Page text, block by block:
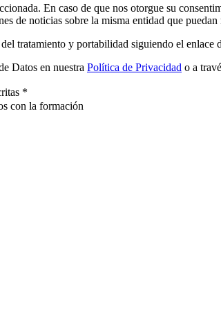
En caso de que nos otorgue su
de noticias sobre la misma entidad que puedan
tratamiento y portabilidad siguiendo el enlace
Datos en nuestra Política de Privacidad o a
*
con la formación